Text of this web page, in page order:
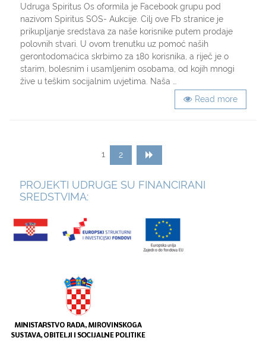
bez
grižnje
savjesti
–
postanite
član
FB
grupe
Udruga Spiritus Os oformila je Facebook grupu pod
nazivom Spiritus SOS- Aukcije. Cilj ove Fb stranice je
prikupljanje sredstava za naše korisnike putem prodaje
polovnih stvari. U ovom trenutku uz pomoć naših
gerontodomaćica skrbimo za 180 korisnika, a riječ je o
starim, bolesnim i usamljenim osobama, od kojih mnogi
žive u teškim socijalnim uvjetima. Naša …
Read more
Posts
navigation
Page
1 Page
2
PROJEKTI UDRUGE SU FINANCIRANI
SREDSTVIMA: